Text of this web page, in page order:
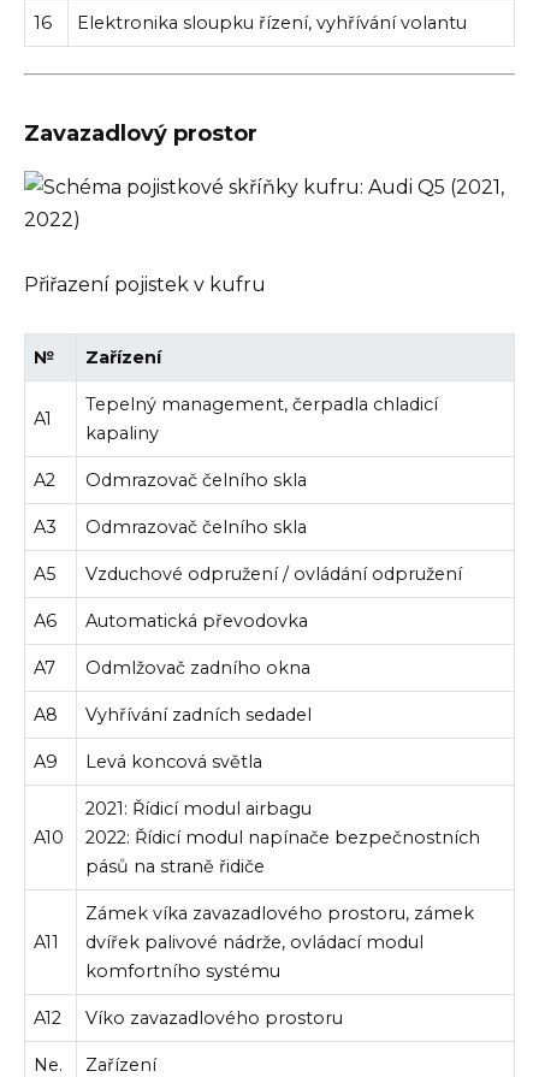
16 Elektronika sloupku řízení, vyhřívání volantu
Zavazadlový prostor
Přiřazení pojistek v kufru
№ Zařízení
A1
Tepelný management, čerpadla chladicí
kapaliny
A2 Odmrazovač čelního skla
A3 Odmrazovač čelního skla
A5 Vzduchové odpružení / ovládání odpružení
A6 Automatická převodovka
A7 Odmlžovač zadního okna
A8 Vyhřívání zadních sedadel
A9 Levá koncová světla
A10
2021: Řídicí modul airbagu
2022: Řídicí modul napínače bezpečnostních
pásů na straně řidiče
A11
Zámek víka zavazadlového prostoru, zámek
dvířek palivové nádrže, ovládací modul
komfortního systému
A12 Víko zavazadlového prostoru
Ne. Zařízení